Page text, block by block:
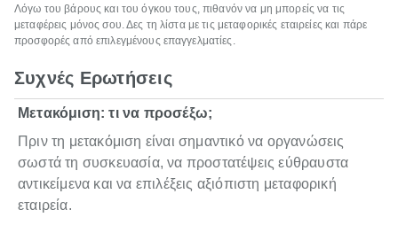
Λόγω του βάρους και του όγκου τους, πιθανόν να μη μπορείς να τις
μεταφέρεις μόνος σου. Δες τη λίστα με τις μεταφορικές εταιρείες και πάρε
προσφορές από επιλεγμένους επαγγελματίες.
Συχνές Ερωτήσεις
Μετακόμιση: τι να προσέξω;
Πριν τη μετακόμιση είναι σημαντικό να οργανώσεις
σωστά τη συσκευασία, να προστατέψεις εύθραυστα
αντικείμενα και να επιλέξεις αξιόπιστη μεταφορική
εταιρεία.